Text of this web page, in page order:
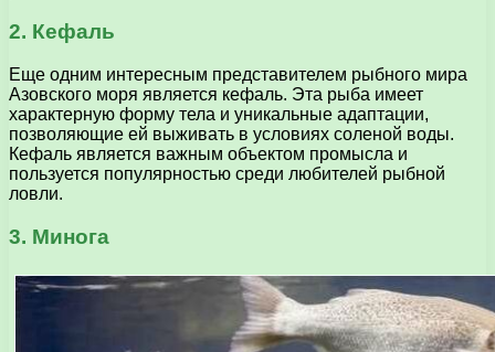
2. Кефаль
Еще одним интересным представителем рыбного мира
Азовского моря является кефаль. Эта рыба имеет
характерную форму тела и уникальные адаптации,
позволяющие ей выживать в условиях соленой воды.
Кефаль является важным объектом промысла и
пользуется популярностью среди любителей рыбной
ловли.
3. Минога